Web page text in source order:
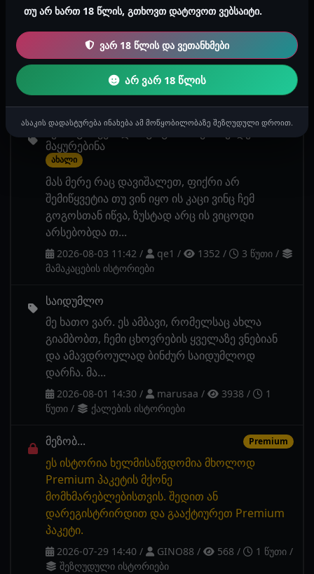
მე ვარ მარი 42 ის მსხვილი აღნაგობის 1.75
სიმაღლის 2.5 ზომა მკერდით. ვარ
დაოჯახებული და 3 შვილის დედა. ჩემი
გარეგნობის გა...
2026-08-03 13:36/ ანონიმური
წუთი/ ლესბოსური ისტორიები
ჩემმა გარყვნილმა გოგომ თავისი ვიდეო
მაყურებინა
ახალი
მას მერე რაც დავიშალეთ, ფიქრი არ
შემიწყვეტია თუ ვინ იყო ის კაცი ვინც ჩემ
გოგოსთან იწვა, ზუსტად არც ის ვიცოდი
არსებობდა თ...
2026-08-03 11:42 / qe1 / 1352 / 3 წუთი /
მამაკაცების ისტორიები
საიდუმლო
მე ხათო ვარ. ეს ამბავი, რომელსაც ახლა
გიამბობთ, ჩემი ცხოვრების ყველაზე ვნებიან
და ამავდროულად ბინძურ საიდუმლოდ
დარჩა. მა...
2026-08-01 14:30 / marusaa / 3938 /
1
წუთი / ქალების ისტორიები
მეზობ... Premium
ეს ისტორია ხელმისაწვდომია მხოლოდ
Premium პაკეტის მქონე
მომხმარებლებისთვის. შედით ან
დარეგისტრირდით და გააქტიურეთ Premium
პაკეტი.
2026-07-29 14:40 / GINO88 / 568 / 1 წუთი /
შეზღუდული ისტორიები
თუ არ ხართ 18 წლის, გთხოვთ დატოვოთ ვებსაიტი.
ვარ 18 წლის და ვეთანხმები
არ ვარ 18 წლის
ასაკის დადასტურება ინახება ამ მოწყობილობაზე შეზღუდული დროით.